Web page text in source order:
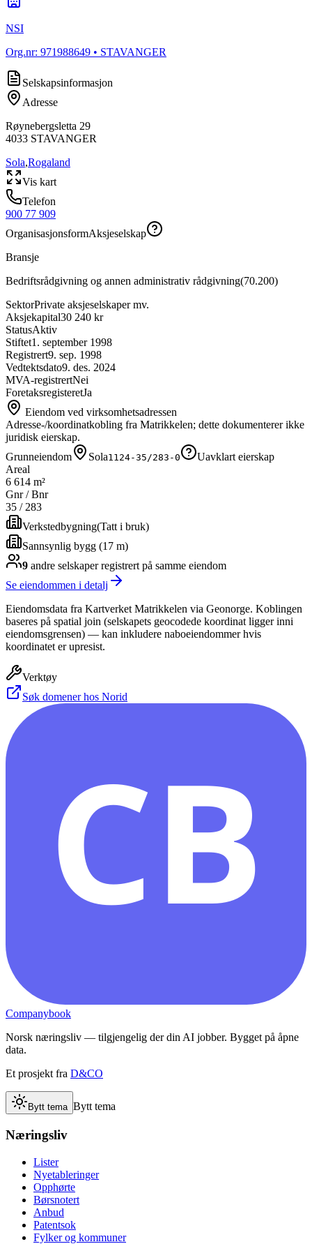
NSI
Org.nr: 971988649 • STAVANGER
Selskapsinformasjon
Adresse
Røynebergsletta 29
4033 STAVANGER
Sola,Rogaland
Vis kart
Telefon
900 77 909
OrganisasjonsformAksjeselskap
Bransje
Bedriftsrådgivning og annen administrativ rådgivning(70.200)
SektorPrivate aksjeselskaper mv.
Aksjekapital30 240 kr
StatusAktiv
Stiftet1. september 1998
Registrert9. sep. 1998
Vedtektsdato9. des. 2024
MVA-registrertNei
ForetaksregisteretJa
Eiendom ved virksomhetsadressen
Adresse-/koordinatkobling fra Matrikkelen; dette dokumenterer ikke
juridisk eierskap.
Grunneiendom
Sola1124-35/283-0
Uavklart eierskap
Areal
6 614 m²
Gnr / Bnr
35 /283
Verkstedbygning(Tatt i bruk)
Sannsynlig bygg (17 m)
9 andre selskaperregistrert på samme eiendom
Se eiendommen i detalj
Eiendomsdata fra Kartverket Matrikkelen via Geonorge. Koblingen
baseres på spatial join (selskapets geocodede koordinat ligger inni
eiendomsgrensen) — kan inkludere naboeiendommer hvis
koordinatet er upresist.
Verktøy
Søk domener hos Norid
CB
Companybook
Norsk næringsliv — tilgjengelig der din AI jobber. Bygget på åpne
data.
Et prosjekt fra D&CO
Bytt tema Bytt tema
Næringsliv
Lister
Nyetableringer
Opphørte
Børsnotert
Anbud
Patentsok
Fylker og kommuner